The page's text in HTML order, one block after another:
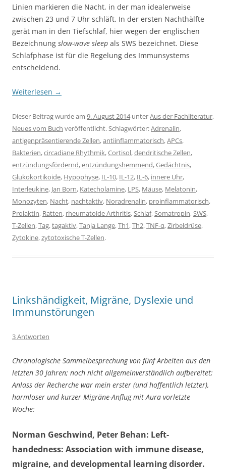
Linien markieren die Nacht, in der man idealerweise
zwischen 23 und 7 Uhr schläft. In der ersten Nachthälfte
gerät man in den Tiefschlaf, hier wegen der englischen
Bezeichnung slow-wave sleep als SWS bezeichnet. Diese
Schlafphase ist für die Regelung des Immunsystems
entscheidend.
Weiterlesen →
Dieser Beitrag wurde am 9. August 2014unterAus der Fachliteratur,
Neues vom Buch veröffentlicht. Schlagwörter:Adrenalin,
antigenpräsentierende Zellen,antiinflammatorisch,APCs,
Bakterien,circadiane Rhythmik,Cortisol,dendritische Zellen,
entzündungsfördernd,entzündungshemmend,Gedächtnis,
Glukokortikoide, Hypophyse, IL-10, IL-12, IL-6, innere Uhr,
Interleukine, Jan Born, Katecholamine, LPS, Mäuse, Melatonin,
Monozyten, Nacht, nachtaktiv, Noradrenalin, proinflammatorisch,
Prolaktin, Ratten, rheumatoide Arthritis,Schlaf,Somatropin,SWS,
T-Zellen,Tag,tagaktiv,Tanja Lange,Th1,Th2,TNF-α,Zirbeldrüse,
Zytokine,zytotoxische T-Zellen.
Linkshändigkeit, Migräne, Dyslexie und
Immunstörungen
3 Antworten
Chronologische Sammelbesprechung von fünf Arbeiten aus den
letzten 30 Jahren; noch nicht allgemeinverständlich aufbereitet;
Anlass der Recherche war mein erster (und hoffentlich letzter),
harmloser und kurzer Migräne-Anflug mit Aura vorletzte
Woche:
Norman Geschwind, Peter Behan: Left-
handedness: Association with immune disease,
migraine, and developmental learning disorder.